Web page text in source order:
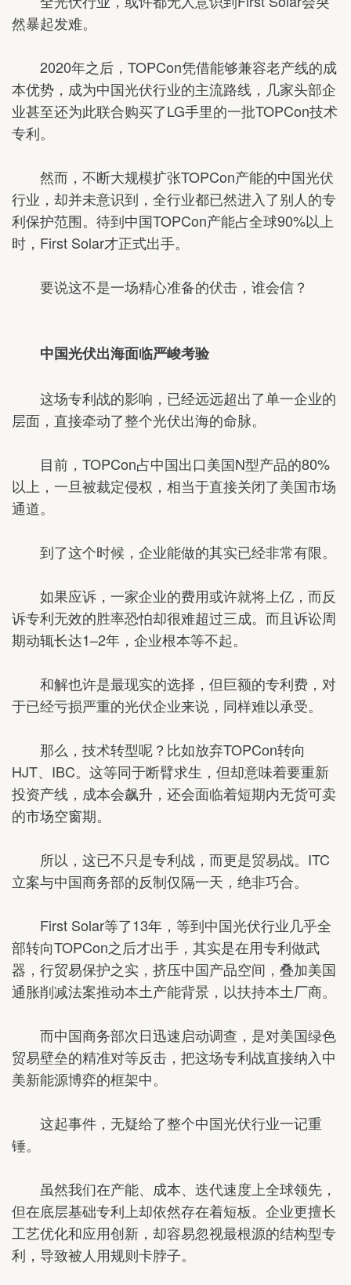
然暴起发难。
2020年之后，TOPCon凭借能够兼容老产线的成
本优势，成为中国光伏行业的主流路线，几家头部企
业甚至还为此联合购买了LG手里的一批TOPCon技术
专利。
然而，不断大规模扩张TOPCon产能的中国光伏
行业，却并未意识到，全行业都已然进入了别人的专
利保护范围。待到中国TOPCon产能占全球90%以上
时，First Solar才正式出手。
要说这不是一场精心准备的伏击，谁会信？
中国光伏出海面临严峻考验
这场专利战的影响，已经远远超出了单一企业的
层面，直接牵动了整个光伏出海的命脉。
目前，TOPCon占中国出口美国N型产品的80%
以上，一旦被裁定侵权，相当于直接关闭了美国市场
通道。
到了这个时候，企业能做的其实已经非常有限。
如果应诉，一家企业的费用或许就将上亿，而反
诉专利无效的胜率恐怕却很难超过三成。而且诉讼周
期动辄长达1–2年，企业根本等不起。
和解也许是最现实的选择，但巨额的专利费，对
于已经亏损严重的光伏企业来说，同样难以承受。
那么，技术转型呢？比如放弃TOPCon转向
HJT、IBC。这等同于断臂求生，但却意味着要重新
投资产线，成本会飙升，还会面临着短期内无货可卖
的市场空窗期。
所以，这已不只是专利战，而更是贸易战。ITC
立案与中国商务部的反制仅隔一天，绝非巧合。
First Solar等了13年，等到中国光伏行业几乎全
部转向TOPCon之后才出手，其实是在用专利做武
器，行贸易保护之实，挤压中国产品空间，叠加美国
通胀削减法案推动本土产能背景，以扶持本土厂商。
而中国商务部次日迅速启动调查，是对美国绿色
贸易壁垒的精准对等反击，把这场专利战直接纳入中
美新能源博弈的框架中。
这起事件，无疑给了整个中国光伏行业一记重
锤。
虽然我们在产能、成本、迭代速度上全球领先，
但在底层基础专利上却依然存在着短板。企业更擅长
工艺优化和应用创新，却容易忽视最根源的结构型专
利，导致被人用规则卡脖子。